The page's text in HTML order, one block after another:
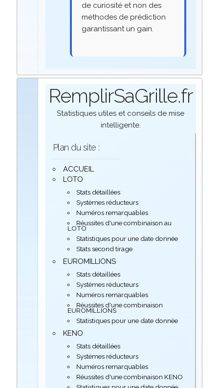
de curiosité et non des
méthodes de prédiction
garantissant un gain.
RemplirSaGrille.fr
Statistiques utiles et conseils de mise
intelligente.
Plan du site :
ACCUEIL
LOTO
Stats détaillées
Systèmes réducteurs
Numéros remarquables
Réussites d'une combinaison au
LOTO
Statistiques pour une date donnée
Stats second tirage
EUROMILLIONS
Stats détaillées
Systèmes réducteurs
Numéros remarquables
Réussites d'une combinaison
EUROMILLIONS
Statistiques pour une date donnée
KENO
Stats détaillées
Systèmes réducteurs
Numéros remarquables
Réussites d'une combinaison KENO